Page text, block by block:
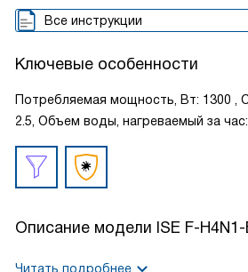
Все инструкции
Ключевые особенности
Потребляемая мощность, Вт: 1300 ,
2.5, Объем воды, нагреваемый за
Описание модели ISE F-
Читать подробнее